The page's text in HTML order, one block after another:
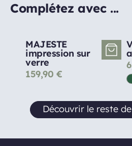
Complétez avec ...
MAJESTE
impression sur
verre
159,90 €
Découvrir le reste